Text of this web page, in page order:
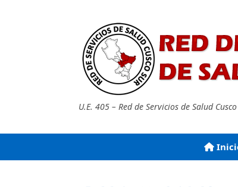
U.E. 405 – Red de Servicios de Salud